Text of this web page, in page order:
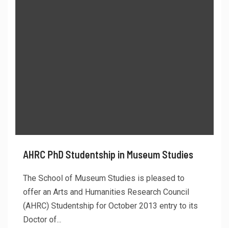
AHRC PhD Studentship in Museum Studies
The School of Museum Studies is pleased to
offer an Arts and Humanities Research Council
(AHRC) Studentship for October 2013 entry to its
Doctor of...